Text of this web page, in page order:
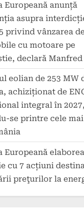
Europeană anunță
asupra
privind vânzarea de
cu motoare pe
declară Manfred
eolian de 253 MW
achiziționat de
integral în
se printre cele
Europeană
cu 7 acțiuni
preţurilor la